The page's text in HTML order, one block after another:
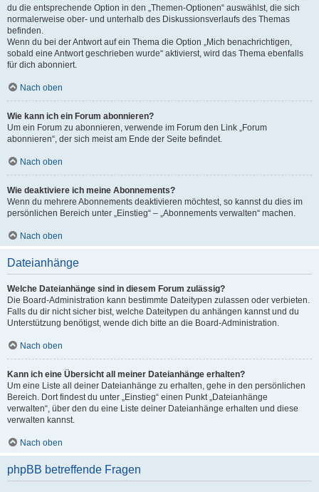
du die entsprechende Option in den „Themen-Optionen“ auswählst, die sich
normalerweise ober- und unterhalb des Diskussionsverlaufs des Themas
befinden.
Wenn du bei der Antwort auf ein Thema die Option „Mich benachrichtigen,
sobald eine Antwort geschrieben wurde“ aktivierst, wird das Thema ebenfalls
für dich abonniert.
Nach oben
Wie kann ich ein Forum abonnieren?
Um ein Forum zu abonnieren, verwende im Forum den Link „Forum
abonnieren“, der sich meist am Ende der Seite befindet.
Nach oben
Wie deaktiviere ich meine Abonnements?
Wenn du mehrere Abonnements deaktivieren möchtest, so kannst du dies im
persönlichen Bereich unter „Einstieg“ – „Abonnements verwalten“ machen.
Nach oben
Dateianhänge
Welche Dateianhänge sind in diesem Forum zulässig?
Die Board-Administration kann bestimmte Dateitypen zulassen oder verbieten.
Falls du dir nicht sicher bist, welche Dateitypen du anhängen kannst und du
Unterstützung benötigst, wende dich bitte an die Board-Administration.
Nach oben
Kann ich eine Übersicht all meiner Dateianhänge erhalten?
Um eine Liste all deiner Dateianhänge zu erhalten, gehe in den persönlichen
Bereich. Dort findest du unter „Einstieg“ einen Punkt „Dateianhänge
verwalten“, über den du eine Liste deiner Dateianhänge erhalten und diese
verwalten kannst.
Nach oben
phpBB betreffende Fragen